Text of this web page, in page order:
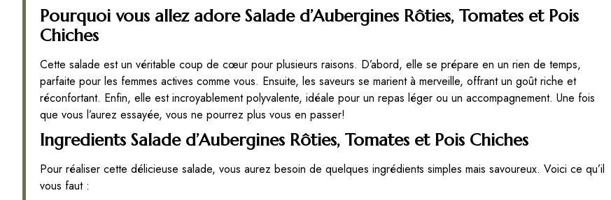
Pourquoi vous allez adore Salade d’Aubergines Rôties, Tomates et Pois
Chiches
Cette salade est un véritable coup de cœur pour plusieurs raisons. D’abord, elle se prépare en un rien de temps,
parfaite pour les femmes actives comme vous. Ensuite, les saveurs se marient à merveille, offrant un goût riche et
réconfortant. Enfin, elle est incroyablement polyvalente, idéale pour un repas léger ou un accompagnement. Une fois
que vous l’aurez essayée, vous ne pourrez plus vous en passer!
Ingredients Salade d’Aubergines Rôties, Tomates et Pois Chiches
Pour réaliser cette délicieuse salade, vous aurez besoin de quelques ingrédients simples mais savoureux. Voici ce qu’il
vous faut :